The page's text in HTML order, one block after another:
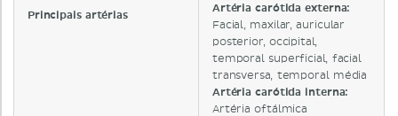
Principais artérias
Artéria carótida externa:
Facial, maxilar, auricular
posterior, occipital,
temporal superficial, facial
transversa, temporal média
Artéria carótida interna:
Artéria oftálmica